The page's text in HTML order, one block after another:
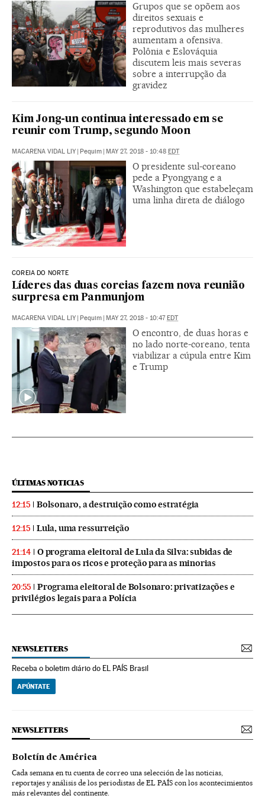
Grupos que se opõem aos
direitos sexuais e
reprodutivos das mulheres
aumentam a ofensiva.
Polônia e Eslováquia
discutem leis mais severas
sobre a interrupção da
gravidez
Kim Jong-un continua interessado em se
reunir com Trump, segundo Moon
MACARENA VIDAL LIY | Pequim | MAY 27, 2018 - 10:48 EDT
O presidente sul-coreano
pede a Pyongyang e a
Washington que estabeleçam
uma linha direta de diálogo
COREIA DO NORTE
Líderes das duas coreias fazem nova reunião
surpresa em Panmunjom
MACARENA VIDAL LIY | Pequim | MAY 27, 2018 - 10:47EDT
O encontro, de duas horas e
no lado norte-coreano, tenta
viabilizar a cúpula entre Kim
e Trump
ÚLTIMAS NOTICIAS
12:15 Bolsonaro, a destruição como estratégia
12:15 Lula, uma ressurreição
21:14
O programa eleitoral de Lula da Silva: subidas de
impostos para os ricos e proteção para as minorias
20:55
Programa eleitoral de Bolsonaro: privatizações e
privilégios legais para a Polícia
NEWSLETTERS
Receba o boletim diário do EL PAÍS Brasil
APÚNTATE
NEWSLETTERS
Boletín de América
Cada semana en tu cuenta de correo una selección de las noticias,
reportajes y análisis de los periodistas de EL PAÍS con los acontecimientos
más relevantes del continente.